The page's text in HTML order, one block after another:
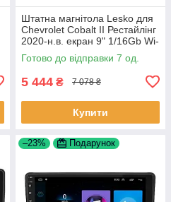
Штатна магнітола Lesko для
Chevrolet Cobalt II Рестайлінг
2020-н.в. екран 9" 1/16Gb Wi-
Fi GPS Base 7 шт.
Готово до відправки 7 од.
5 444 ₴ 7 078 ₴
Купити
–23% Подарунок